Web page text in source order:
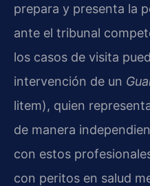
prepara y presenta la
ante el tribunal
los casos de visita
intervención de un
litem), quien
de manera
con estos
con peritos en salud